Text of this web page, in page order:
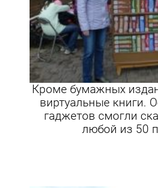
Кроме бумажных
виртуальные книги.
гаджетов смогли
любой из 50